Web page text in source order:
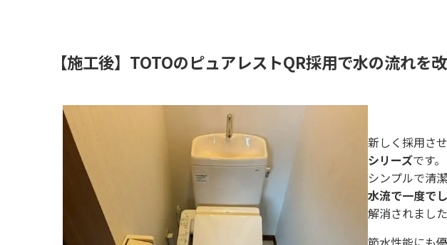
【施工後】TOTOのピュアレストQR採用で水の流れを
新しく採用さ
シリーズです。
シンプルで清
水流で一度で
解消されました